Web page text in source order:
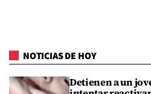
NOTICIAS DE HOY
Detienen a un